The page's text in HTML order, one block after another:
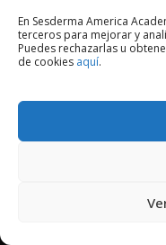
En Sesderma America
terceros para mejorar y
Puedes rechazarlas u
de cookies aquí.
POLÍTICA DE